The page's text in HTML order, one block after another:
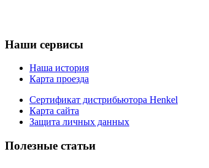
Наши сервисы
Наша история
Карта проезда
Сертификат дистрибьютора Henkel
Карта сайта
Защита личных данных
Полезные статьи